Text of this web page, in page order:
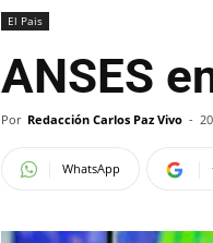
El Pais
ANSES
Por Redacción Carlos Paz Vivo -
WhatsApp